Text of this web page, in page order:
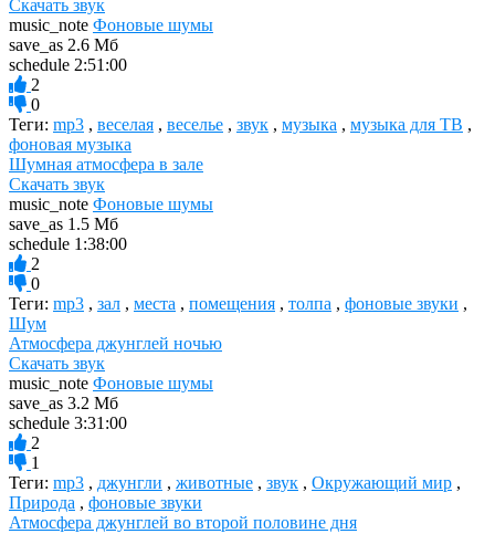
Скачать звук
music_note Фоновые шумы
save_as 2.6 Мб
schedule 2:51:00
2
0
Теги: mp3 , веселая , веселье , звук , музыка , музыка для ТВ ,
фоновая музыка
Шумная атмосфера в зале
Скачать звук
music_note Фоновые шумы
save_as 1.5 Мб
schedule 1:38:00
2
0
Теги: mp3 , зал , места , помещения , толпа , фоновые звуки ,
Шум
Атмосфера джунглей ночью
Скачать звук
music_note Фоновые шумы
save_as 3.2 Мб
schedule 3:31:00
2
1
Теги: mp3 , джунгли , животные , звук , Окружающий мир ,
Природа , фоновые звуки
Атмосфера джунглей во второй половине дня